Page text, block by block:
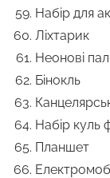
Набір для
Ліхтарик
Неонові
Бінокль
Набір куль
Планшет